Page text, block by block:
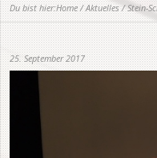
Du bist hier:Home/Aktuelles/ Stein-
25. September 2017